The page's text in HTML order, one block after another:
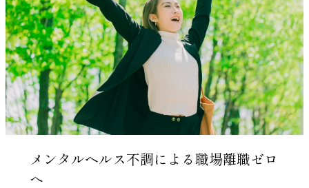
メンタルヘルス不調による職場離職ゼロ
へ